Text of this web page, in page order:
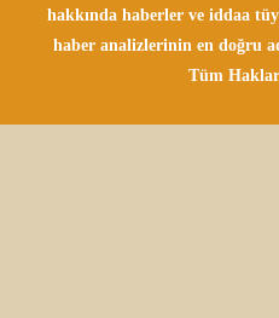
hakkında haberler ve iddaa
haber analizlerinin en doğru
Tüm